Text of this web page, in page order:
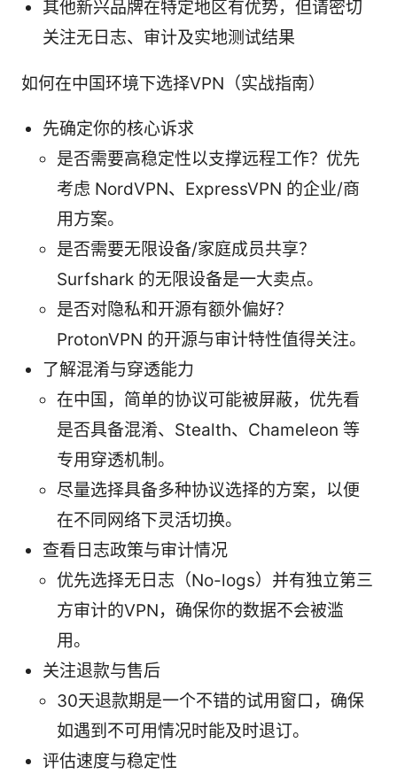
其他新兴品牌在特定地区有优势，但请密切
关注无日志、审计及实地测试结果
如何在中国环境下选择VPN（实战指南）
先确定你的核心诉求
是否需要高稳定性以支撑远程工作？优先
考虑 NordVPN、ExpressVPN 的企业/商
用方案。
是否需要无限设备/家庭成员共享？
Surfshark 的无限设备是一大卖点。
是否对隐私和开源有额外偏好？
ProtonVPN 的开源与审计特性值得关注。
了解混淆与穿透能力
在中国，简单的协议可能被屏蔽，优先看
是否具备混淆、Stealth、Chameleon 等
专用穿透机制。
尽量选择具备多种协议选择的方案，以便
在不同网络下灵活切换。
查看日志政策与审计情况
优先选择无日志（No-logs）并有独立第三
方审计的VPN，确保你的数据不会被滥
用。
关注退款与售后
30天退款期是一个不错的试用窗口，确保
如遇到不可用情况时能及时退订。
评估速度与稳定性